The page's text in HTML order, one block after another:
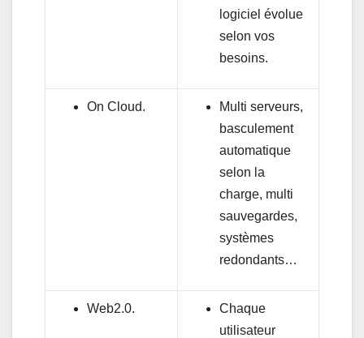
logiciel évolue
selon vos
besoins.
On Cloud.
Multi serveurs,
basculement
automatique
selon la
charge, multi
sauvegardes,
systèmes
redondants…
Web2.0.
Chaque
utilisateur